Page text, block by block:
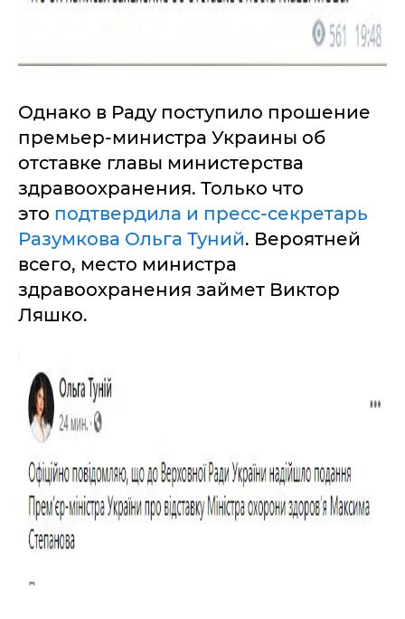
Однако в Раду поступило прошение
премьер-министра Украины об
отставке главы министерства
здравоохранения. Только что
это подтвердила и пресс-секретарь
Разумкова Ольга Туний. Вероятней
всего, место министра
здравоохранения займет Виктор
Ляшко.